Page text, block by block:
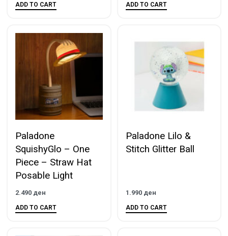
ADD TO CART ADD TO CART
Paladone
SquishyGlo – One
Piece – Straw Hat
Posable Light
2.490 ден
ADD TO CART
Paladone Lilo &
Stitch Glitter Ball
1.990 ден
ADD TO CART